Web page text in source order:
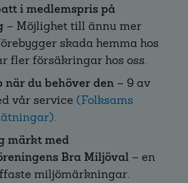
i medlemspris på
– Möjlighet till ännu mer
skada hemma hos
fler försäkringar hos oss.
du behöver den – 9 av
vår service (Folksams
märkt med
Bra Miljöval – en
miljömärkningar.